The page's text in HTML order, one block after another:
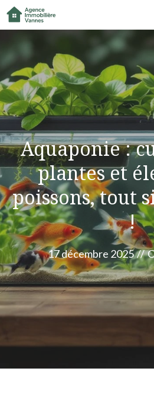
Aller
au
contenu
Aquaponie :
plantes et
poissons, tout
!
17 décembre 2025 //